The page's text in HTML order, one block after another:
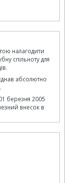
налагодити
спільноту для
абсолютно
березня 2005
внесок в